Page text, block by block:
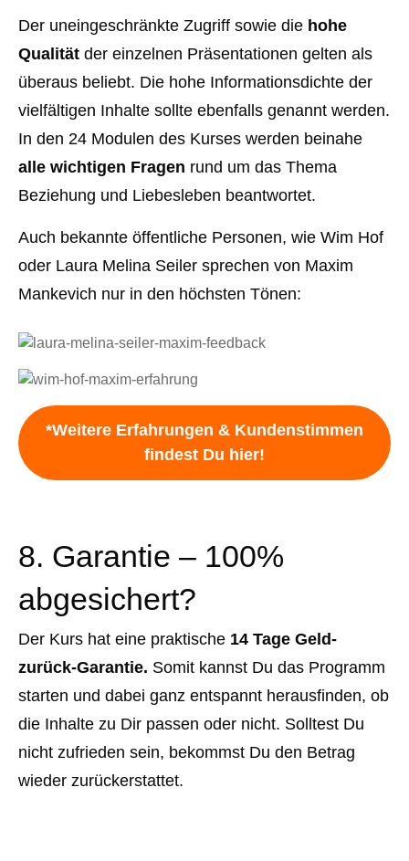
Der uneingeschränkte Zugriff sowie die hohe
Qualität der einzelnen Präsentationen gelten als
überaus beliebt. Die hohe Informationsdichte der
vielfältigen Inhalte sollte ebenfalls genannt werden.
In den 24 Modulen des Kurses werden beinahe
alle wichtigen Fragen rund um das Thema
Beziehung und Liebesleben beantwortet.
Auch bekannte öffentliche Personen, wie Wim Hof
oder Laura Melina Seiler sprechen von Maxim
Mankevich nur in den höchsten Tönen:
*Weitere Erfahrungen & Kundenstimmen
findest Du hier!
8. Garantie – 100%
abgesichert?
Der Kurs hat eine praktische 14 Tage Geld-
zurück-Garantie. Somit kannst Du das Programm
starten und dabei ganz entspannt herausfinden, ob
die Inhalte zu Dir passen oder nicht. Solltest Du
nicht zufrieden sein, bekommst Du den Betrag
wieder zurückerstattet.